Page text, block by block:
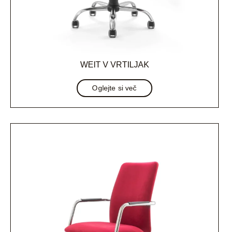
WEIT V VRTILJAK
Oglejte si več